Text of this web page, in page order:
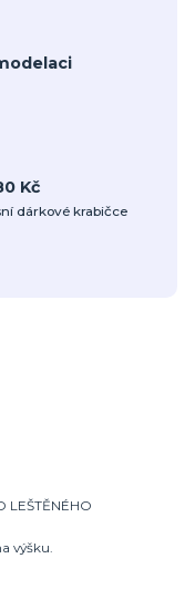
Kč
dárkové krabičce
LEŠTĚNÉHO
výšku.